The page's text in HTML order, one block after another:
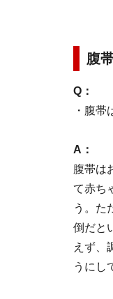
腹
Q：
・腹帯
A：
腹帯は
て赤ち
う。た
倒だと
えず、
うにし